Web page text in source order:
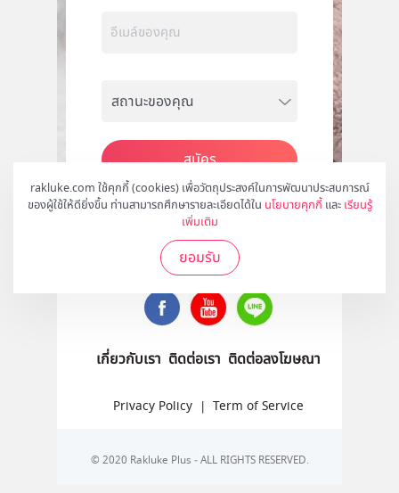
rakluke.com ใช้คุกกี้ (cookies) เพื่อวัตถุประสงค์ในการพัฒนาประสบการณ์
ของผู้ใช้ให้ดียิ่งขึ้น ท่านสามารถศึกษารายละเอียดได้ใน นโยบายคุกกี้ และ เรียนรู้
เพิ่มเติม
ยอมรับ
สมัคร
ติดตามเราได้ที่
เกี่ยวกับเรา ติดต่อเรา ติดต่อลงโฆษณา
Privacy Policy | Term of Service
© 2020 Rakluke Plus - ALL RIGHTS RESERVED.